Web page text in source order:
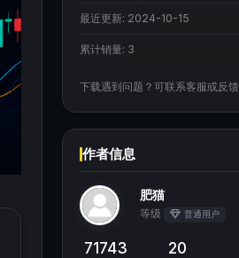
最近更新: 2024-10-15
累计销量: 3
下载遇到问题？可联系客服或反馈
作者信息
肥猫
等级 普通用户
71743 20